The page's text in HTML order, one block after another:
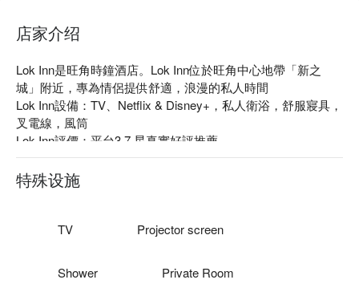
店家介绍
Lok Inn是旺角時鐘酒店。Lok Inn位於旺角中心地帶「新之
城」附近，專為情侶提供舒適，浪漫的私人時間
Lok Inn設備：TV、Netflix & Disney+，私人衛浴，舒服寢具，
叉電線，風筒
Lok Inn評價：平台3.7 星真實好評推薦
Lok Inn推薦：距離旺角地鐵站僅有 1 分鐘步行路程！自助時
鐘酒店
Lok Inn旺角時鐘酒店、Lok Inn自住時鐘酒店 優惠資訊立刻查
特殊设施
TV Projector screen
Shower Private Room